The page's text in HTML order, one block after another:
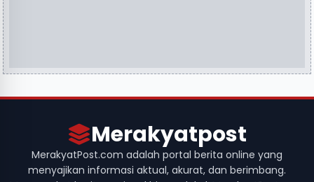
Merakyatpost
MerakyatPost.com adalah portal berita online yang
menyajikan informasi aktual, akurat, dan berimbang.